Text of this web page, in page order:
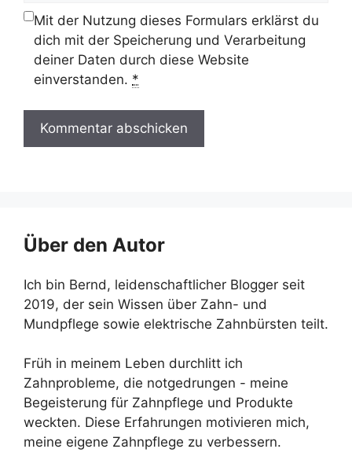
Mit der Nutzung dieses Formulars erklärst du
dich mit der Speicherung und Verarbeitung
deiner Daten durch diese Website
einverstanden. *
Über den Autor
Ich bin Bernd, leidenschaftlicher Blogger seit
2019, der sein Wissen über Zahn- und
Mundpflege sowie elektrische Zahnbürsten teilt.
Früh in meinem Leben durchlitt ich
Zahnprobleme, die notgedrungen - meine
Begeisterung für Zahnpflege und Produkte
weckten. Diese Erfahrungen motivieren mich,
meine eigene Zahnpflege zu verbessern.